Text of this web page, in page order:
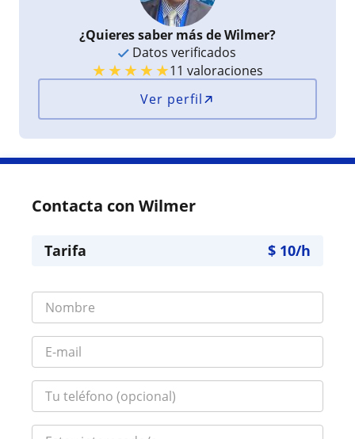
¿Quieres saber más de Wilmer?
Datos verificados
★★★★★11 valoraciones
Ver perfil
Contacta con Wilmer
Tarifa $ 10/h